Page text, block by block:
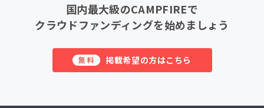
国内最大級のCAMPFIREで
クラウドファンディングを始めましょう
無料 掲載希望の方はこちら